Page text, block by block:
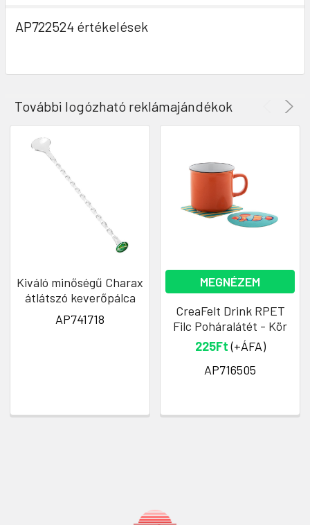
AP722524 értékelések
További logózható reklámajándékok
Kiváló minőségű Charax
átlátszó keverőpálca
AP741718
MEGNÉZEM
CreaFelt Drink RPET
Filc Poháralátét - Kör
225Ft(+ÁFA)
AP716505